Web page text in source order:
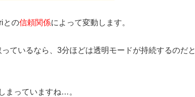
との信頼関係によって変動します。
ているなら、3分ほどは透明モードが持続するのだと
まっていますね…。